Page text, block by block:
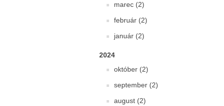
marec (2)
február (2)
január (2)
2024
október (2)
september (2)
august (2)